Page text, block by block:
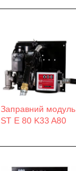
Заправний модуль
ST E 80 K33 A80